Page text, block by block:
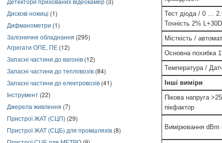
Дискові ножиці (1)
Дифманометри (1)
Залізничне обладнання (295)
Агрегати ОПЕ, ПЕ (12)
Запасні частини до вагонів (12)
Запасні частини до тепловозів (84)
Запасні частини до електровозів (41)
Інструмент (22)
Джерела живлення (7)
Пристрої ЖАТ (СЦП) (29)
Пристрої ЖАТ (СЦБ) для промшляхів (8)
Тест діода / 0 …
Точність 2%
Місткість /
Основна похибка
Температура /
Інші виміри
Пікова напруга
пікфактор
Вимірювання dBm